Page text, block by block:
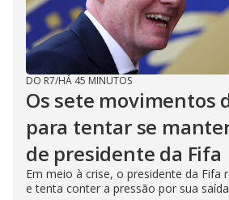
DO R7/HÁ 45 MINUTOS
Os sete movimentos
para tentar se
de presidente da Fifa
Em meio à crise, o presidente da Fifa
e tenta conter a pressão por sua saída